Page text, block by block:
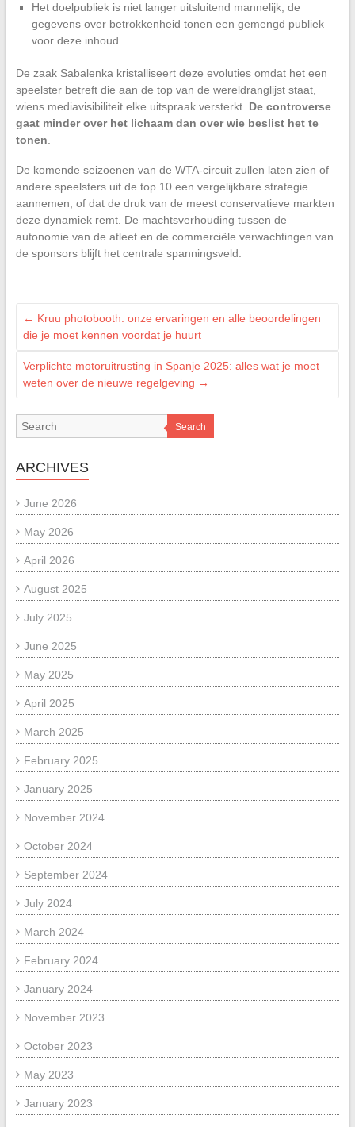
Het doelpubliek is niet langer uitsluitend mannelijk, de
gegevens over betrokkenheid tonen een gemengd publiek
voor deze inhoud
De zaak Sabalenka kristalliseert deze evoluties omdat het een
speelster betreft die aan de top van de wereldranglijst staat,
wiens mediavisibiliteit elke uitspraak versterkt. De controverse
gaat minder over het lichaam dan over wie beslist het te
tonen.
De komende seizoenen van de WTA-circuit zullen laten zien of
andere speelsters uit de top 10 een vergelijkbare strategie
aannemen, of dat de druk van de meest conservatieve markten
deze dynamiek remt. De machtsverhouding tussen de
autonomie van de atleet en de commerciële verwachtingen van
de sponsors blijft het centrale spanningsveld.
← Kruu photobooth: onze ervaringen en alle beoordelingen
die je moet kennen voordat je huurt
Verplichte motoruitrusting in Spanje 2025: alles wat je moet
weten over de nieuwe regelgeving →
Search
ARCHIVES
June 2026
May 2026
April 2026
August 2025
July 2025
June 2025
May 2025
April 2025
March 2025
February 2025
January 2025
November 2024
October 2024
September 2024
July 2024
March 2024
February 2024
January 2024
November 2023
October 2023
May 2023
January 2023